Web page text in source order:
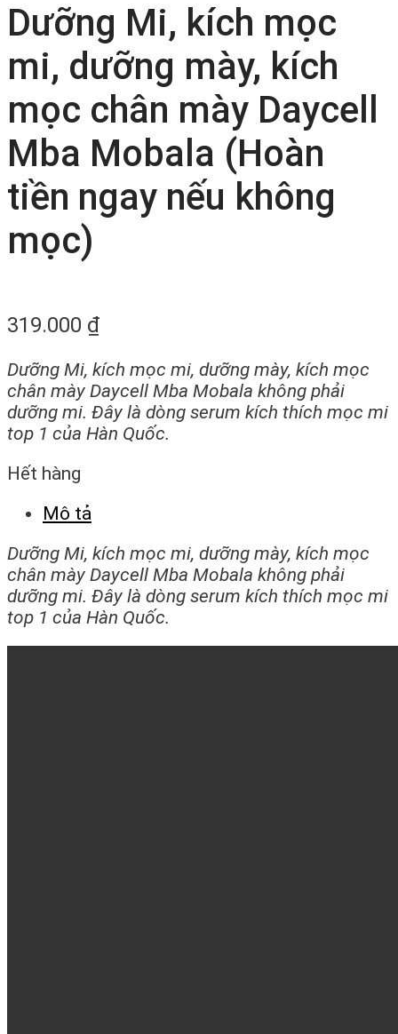
Dưỡng Mi, kích mọc
mi, dưỡng mày, kích
mọc chân mày Daycell
Mba Mobala (Hoàn
tiền ngay nếu không
mọc)
319.000 ₫
Dưỡng Mi, kích mọc mi, dưỡng mày, kích mọc
chân mày Daycell Mba Mobala không phải
dưỡng mi. Đây là dòng serum kích thích mọc mi
top 1 của Hàn Quốc.
Hết hàng
Mô tả
Dưỡng Mi, kích mọc mi, dưỡng mày, kích mọc
chân mày Daycell Mba Mobala không phải
dưỡng mi. Đây là dòng serum kích thích mọc mi
top 1 của Hàn Quốc.